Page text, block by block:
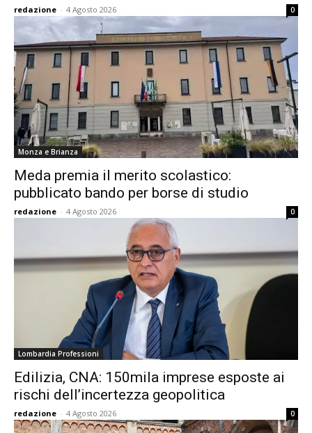
redazione - 4 Agosto 2026 0
Monza e Brianza
Meda premia il merito scolastico:
pubblicato bando per borse di studio
redazione - 4 Agosto 2026 0
Lombardia Professioni
Edilizia, CNA: 150mila imprese esposte ai
rischi dell’incertezza geopolitica
redazione - 4 Agosto 2026 0